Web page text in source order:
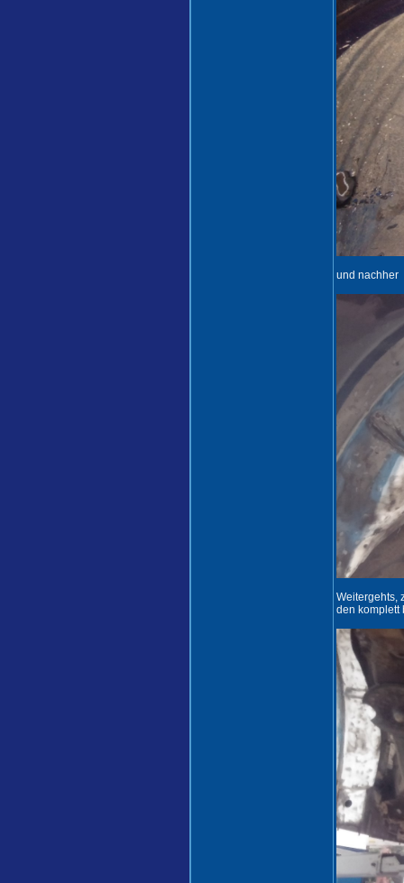
und nachher
Weitergehts,
den komplett